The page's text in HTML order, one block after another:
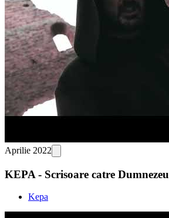
Aprilie 2022
KEPA - Scrisoare catre Dumnezeu
Kepa